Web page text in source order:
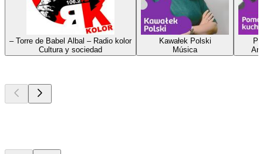
– Torre de Babel Albal – Radio kolor
Cultura y sociedad
Kawałek Polski
Música